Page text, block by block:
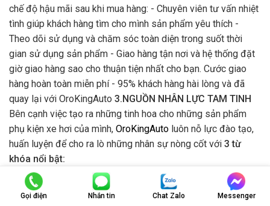
chế độ hậu mãi sau khi mua hàng: - Chuyên viên tư vấn nhiệt
tình giúp khách hàng tìm cho mình sản phẩm yêu thích -
Theo dõi sử dụng và chăm sóc toàn diện trong suốt thời
gian sử dụng sản phẩm - Giao hàng tận nơi và hệ thống đặt
giờ giao hàng sao cho thuận tiện nhất cho bạn. Cước giao
hàng hoàn toàn miễn phí - 95% khách hàng hài lòng và đã
quay lại với OroKingAuto 3.NGUỒN NHÂN LỰC TAM TINH
Bên cạnh việc tạo ra những tinh hoa cho những sản phẩm
phụ kiện xe hơi của mình, OroKingAuto luôn nỗ lực đào tạo,
huấn luyện để cho ra lò những nhân sự nòng cốt với 3 từ
khóa nổi bật:
Gọi điện Nhắn tin Chat Zalo Messenger